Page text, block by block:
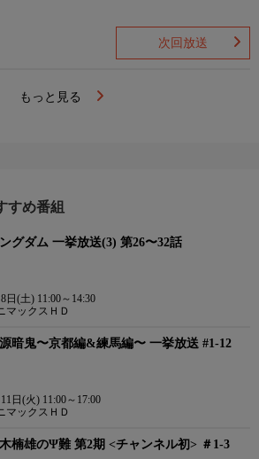
次回放送
もっと見る
すめ番組
グダム 一挙放送(3) 第26〜32話
日(土) 11:00～14:30
マックスＨＤ
暗鬼〜京都編&練馬編〜 一挙放送 #1-12
日(火) 11:00～17:00
マックスＨＤ
楠雄のΨ難 第2期 <チャンネル初> ＃1-3